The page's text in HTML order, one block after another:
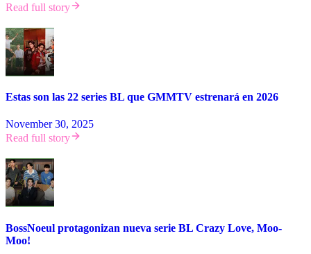
Read full story
Estas son las 22 series BL que GMMTV estrenará en 2026
November 30, 2025
Read full story
BossNoeul protagonizan nueva serie BL Crazy Love, Moo-
Moo!